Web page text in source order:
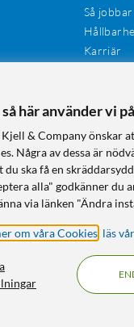
Så
Karriär
här använder vi
& Company önskar
Några av dessa är
ska få en
alla" godkänner du
via länken "Ändra
om våra Cookies läs